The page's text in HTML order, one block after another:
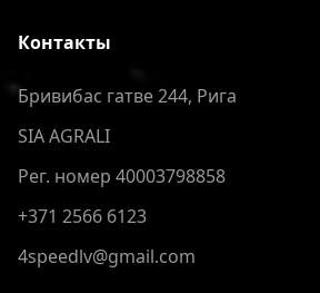
Контакты
Бривибас гатве 244, Рига
SIA AGRALI
Рег. номер 40003798858
+371 2566 6123
4speedlv@gmail.com